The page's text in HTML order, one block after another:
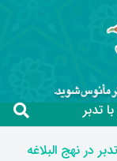
تدبر
تدبر در نهج البلاغه